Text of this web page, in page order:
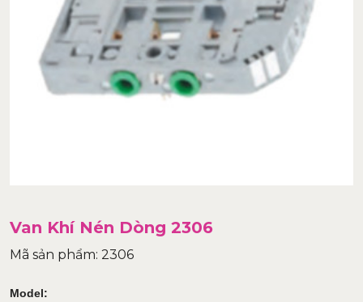
Van Khí Nén Dòng 2306
Mã sản phẩm: 2306
Model: